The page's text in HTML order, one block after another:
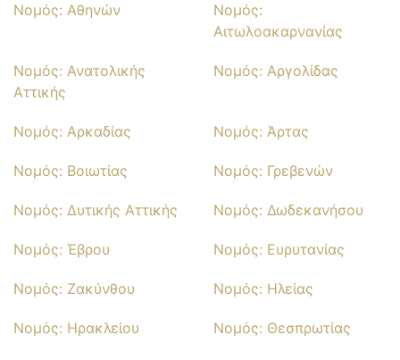
Νομός: Αθηνών
Νομός:
Αιτωλοακαρνανίας
Νομός: Ανατολικής
Αττικής
Νομός: Αργολίδας
Νομός: Αρκαδίας Νομός: Άρτας
Νομός: Βοιωτίας Νομός: Γρεβενών
Νομός: Δυτικής Αττικής Νομός: Δωδεκανήσου
Νομός: Έβρου Νομός: Ευρυτανίας
Νομός: Ζακύνθου Νομός: Ηλείας
Νομός: Ηρακλείου Νομός: Θεσπρωτίας